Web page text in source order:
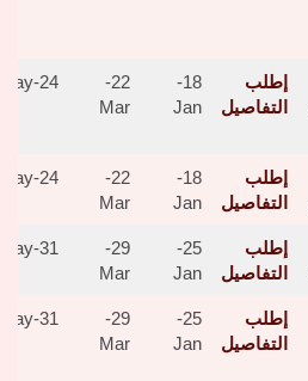
إطلب
التفاصيل
18-
Jan
22-
Mar
24-May
إطلب
التفاصيل
18-
Jan
22-
Mar
24-May
إطلب
التفاصيل
25-
Jan
29-
Mar
31-May
إطلب
التفاصيل
25-
Jan
29-
Mar
31-May